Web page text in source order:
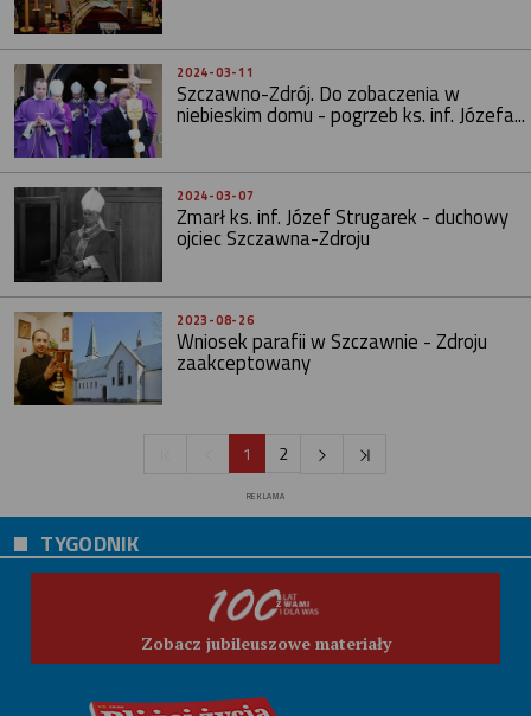
2024-03-11
Szczawno-Zdrój. Do zobaczenia w
niebieskim domu - pogrzeb ks. inf. Józefa...
2024-03-07
Zmarł ks. inf. Józef Strugarek - duchowy
ojciec Szczawna-Zdroju
2023-08-26
Wniosek parafii w Szczawnie - Zdroju
zaakceptowany
1 2
REKLAMA
TYGODNIK
Zobacz jubileuszowe materiały